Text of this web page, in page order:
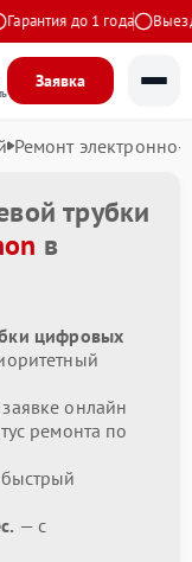
до 1 года Выезд
Заявка
Ремонт электронно-
трубки
в
цифровых
онлайн
ремонта по
— с